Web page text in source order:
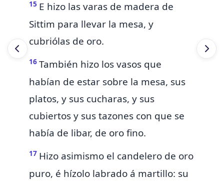
15 E hizo las varas de madera de
Sittim para llevar la mesa, y
cubriólas de oro.
16 También hizo los vasos que
habían de estar sobre la mesa, sus
platos, y sus cucharas, y sus
cubiertos y sus tazones con que se
había de libar, de oro fino.
17 Hizo asimismo el candelero de oro
puro, é hízolo labrado á martillo: su